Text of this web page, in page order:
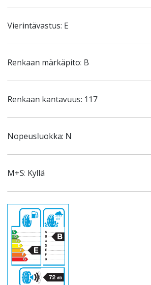
Vierintävastus: E
Renkaan märkäpito: B
Renkaan kantavuus: 117
Nopeusluokka: N
M+S: Kyllä